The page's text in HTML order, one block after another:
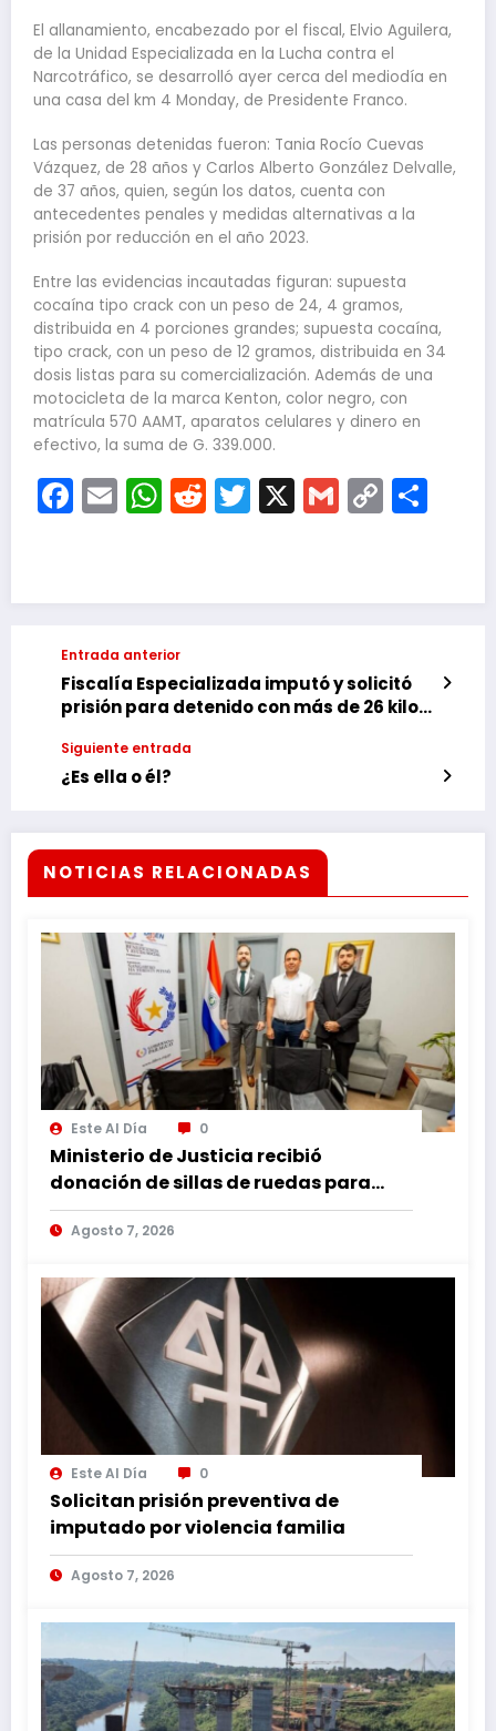
El allanamiento, encabezado por el fiscal, Elvio Aguilera,
de la Unidad Especializada en la Lucha contra el
Narcotráfico, se desarrolló ayer cerca del mediodía en
una casa del km 4 Monday, de Presidente Franco.
Las personas detenidas fueron: Tania Rocío Cuevas
Vázquez, de 28 años y Carlos Alberto González Delvalle,
de 37 años, quien, según los datos, cuenta con
antecedentes penales y medidas alternativas a la
prisión por reducción en el año 2023.
Entre las evidencias incautadas figuran: supuesta
cocaína tipo crack con un peso de⁠ 24, 4 gramos,
distribuida en 4 porciones grandes; supuesta cocaína,
tipo crack, con un peso de 12 gramos, distribuida en 34
dosis listas para su comercialización. Además de una
motocicleta de la marca Kenton, color negro, con
matrícula 570 AAMT, aparatos celulares y dinero en
efectivo, la suma de G. 339.000.
Facebook
EmailWhatsApp
Reddit
Twitter
X Gmail
Copy
Entrada anterior
Fiscalía Especializada imputó y solicitó
prisión para detenido con más de 26 kilos
Siguiente entrada
¿Es ella o él?
NOTICIAS RELACIONADAS
Este Al Día 0
Ministerio de Justicia recibió
donación de sillas de ruedas para
internos vulnerables
Agosto 7, 2026
Este Al Día 0
Solicitan prisión preventiva de
imputado por violencia familia
Agosto 7, 2026